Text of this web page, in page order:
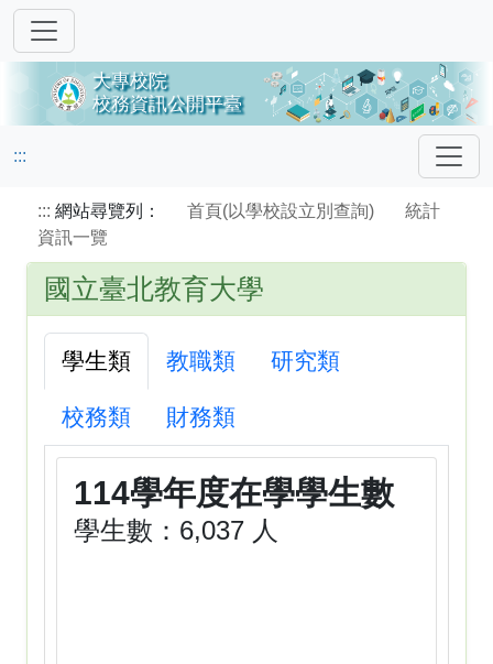
:::
::: 網站尋覽列： 首頁(以學校設立別查詢)
統計
資訊一覽
國立臺北教育大學
學生類 教職類 研究類
校務類 財務類
114學年度在學學生數
學生數：6,037 人